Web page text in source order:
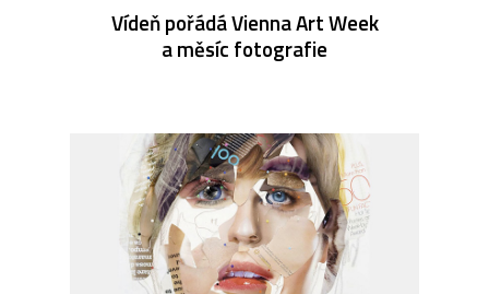
Vídeň pořádá Vienna Art Week
a měsíc fotografie